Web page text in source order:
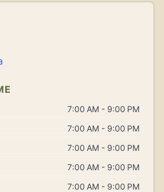
7:00 AM - 9:00 PM
7:00 AM - 9:00 PM
7:00 AM - 9:00 PM
7:00 AM - 9:00 PM
7:00 AM - 9:00 PM